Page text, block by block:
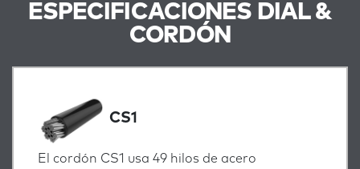
ESPECIFICACIONES DIAL &
CORDÓN
CS1
El cordón CS1 usa 49 hilos de acero